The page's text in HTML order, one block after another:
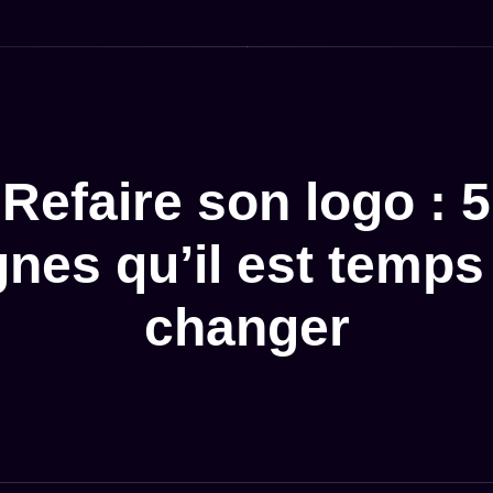
Refaire son logo : 5
qu’il est
changer